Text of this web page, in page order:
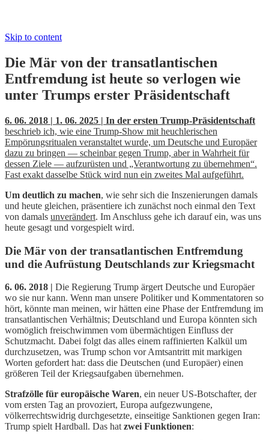
Skip to content
Die Mär von der transatlantischen
Entfremdung ist heute so verlogen wie
unter Trumps erster Präsidentschaft
6. 06. 2018 | 1. 06. 2025 | In der ersten Trump-Präsidentschaft
beschrieb ich, wie eine Trump-Show mit heuchlerischen
Empörungsritualen veranstaltet wurde, um Deutsche und Europäer
dazu zu bringen — scheinbar gegen Trump, aber in Wahrheit für
dessen Ziele — aufzurüsten und „Verantwortung zu übernehmen“.
Fast exakt dasselbe Stück wird nun ein zweites Mal aufgeführt.
Um deutlich zu machen, wie sehr sich die Inszenierungen damals
und heute gleichen, präsentiere ich zunächst noch einmal den Text
von damals unverändert. Im Anschluss gehe ich darauf ein, was uns
heute gesagt und vorgespielt wird.
Die Mär von der transatlantischen Entfremdung
und die Aufrüstung Deutschlands zur Kriegsmacht
6. 06. 2018 | Die Regierung Trump ärgert Deutsche und Europäer
wo sie nur kann. Wenn man unsere Politiker und Kommentatoren so
hört, könnte man meinen, wir hätten eine Phase der Entfremdung im
transatlantischen Verhältnis; Deutschland und Europa könnten sich
womöglich freischwimmen vom übermächtigen Einfluss der
Schutzmacht. Dabei folgt das alles einem raffinierten Kalkül um
durchzusetzen, was Trump schon vor Amtsantritt mit markigen
Worten gefordert hat: dass die Deutschen (und Europäer) einen
größeren Teil der Kriegsaufgaben übernehmen.
Strafzölle für europäische Waren, ein neuer US-Botschafter, der
vom ersten Tag an provoziert, Europa aufgezwungene,
völkerrechtswidrig durchgesetzte, einseitige Sanktionen gegen Iran:
Trump spielt Hardball. Das hat zwei Funktionen: